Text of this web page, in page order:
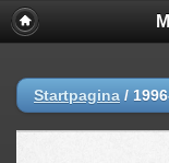
Startpagina /